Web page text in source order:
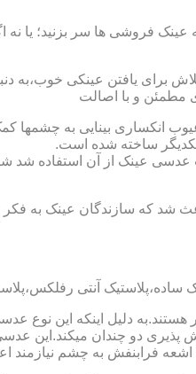
فروشی ها سر بزنید؛ یا
برای یافتن عینکی خوب،به
مطمئن و با اصالت
بینایی به چشمها کمک
یکدیگر ساخته شده است.
ابندایی ترین ماده ای که در ساخت عدسی عینک
که سازندگان عینک به فکر
دلیل اینکه این نوع
پذیری دو چندان میکند.این
اشعه فرابنفش به چشم